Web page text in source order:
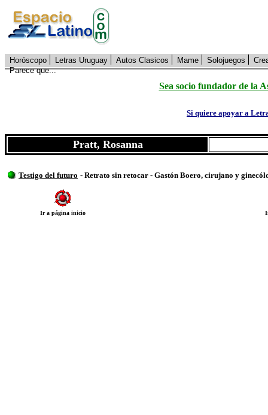
Horóscopo Letras Uruguay Autos Clasicos Mame Solojuegos
Parece que...
Sea socio fundador de la
Si quiere apoyar a
Pratt, Rosanna
Testigo del futuro - Retrato sin retocar - Gastón Boero, cirujano y
Ir a página inicio